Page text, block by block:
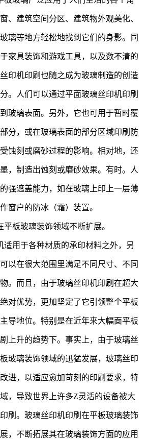
、建筑空间分区、建筑物外观美化、
璃等地方轻松地找到它们的身影。同
家具装饰和游戏工具，以及数不清的
印机印刷也随之成为玻璃制造的创造
。人们可以通过平面玻璃丝印机印刷
玻璃表面。另外，它也可用于暂时覆
分，或在玻璃表面的部分区域印刷防
蚀刻或磨砂过程的影响。相对地，还
，制造出蚀刻或磨砂效果。有时。人
强遮盖能力，如在玻璃上印上一层薄
窗户的防冰（霜）装置。
板玻璃装饰领域不断扩展。
适用于各种材质的承印材料之外，另
以在很大范围里满足不同尺寸、不同
。而且，由于玻璃丝印机印刷在超大
对优势，更加坚定了它引领整个平板
导地位。特别是在近年来大幅面平板
上升的趋势下。事实上，由于玻璃丝
玻璃装饰领域的迅猛发展，玻璃丝印
进，以适应愈加苛刻的印刷要求，特
，导致世界上许多Z灵活的设备被大
刷。玻璃丝印机印刷在平板玻璃装饰
，不断拓展其在玻璃装饰方面的应用